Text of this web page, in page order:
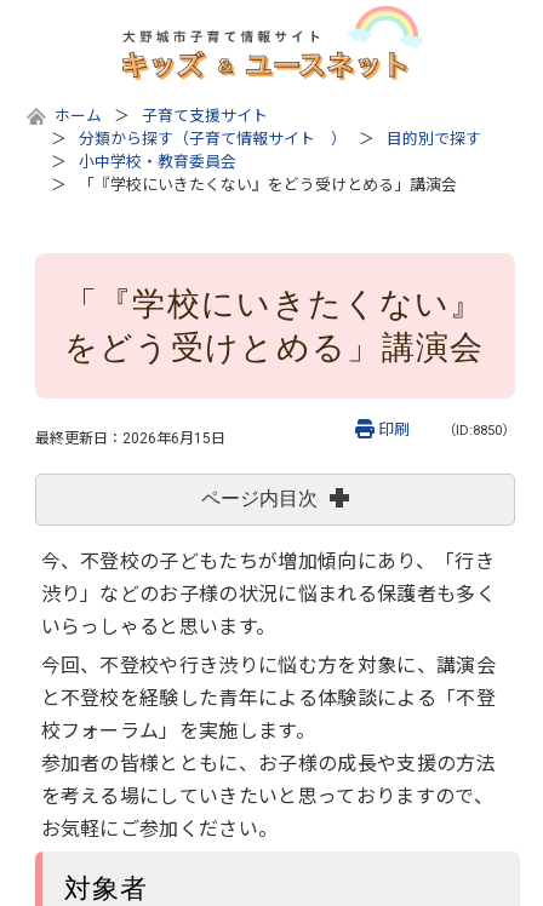
ホーム
子育て支援サイト
分類から探す（子育て情報サイト ）
目的別で探す
小中学校・教育委員会
「『学校にいきたくない』をどう受けとめる」講演会
「『学校にいきたくない』
をどう受けとめる」講演会
最終更新日： 2026年6月15日 （ID:8850）
印刷
ページ内目次
今、不登校の子どもたちが増加傾向にあり、「行き
渋り」などのお子様の状況に悩まれる保護者も多く
いらっしゃると思います。
今回、不登校や行き渋りに悩む方を対象に、講演会
と不登校を経験した青年による体験談による「不登
校フォーラム」を実施します。
参加者の皆様とともに、お子様の成長や支援の方法
を考える場にしていきたいと思っておりますので、
お気軽にご参加ください。
対象者